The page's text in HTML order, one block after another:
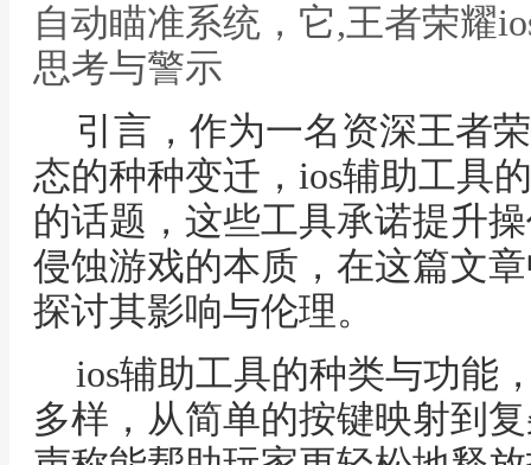
自动瞄准系统，它,王者荣耀
思考与警示
引言，作为一名资深王者
态的种种变迁，ios辅助工具
的话题，这些工具承诺提升
侵蚀游戏的本质，在这篇文
探讨其影响与伦理。
ios辅助工具的种类与功能
多样，从简单的按键映射到